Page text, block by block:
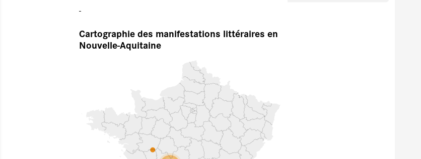
Cartographie des manifestations littéraires en
Nouvelle-Aquitaine